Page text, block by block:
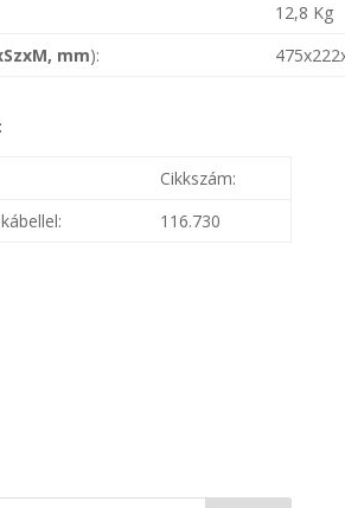
12,8 Kg
mm):
Cikkszám:
116.730